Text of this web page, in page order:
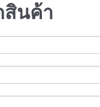
สินค้า